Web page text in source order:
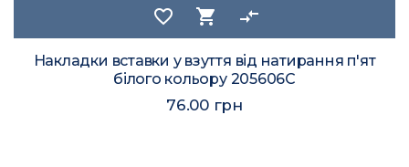
favorite_border shopping_cart compare_arrows
Накладки вставки у взуття від натирання п'ят
білого кольору 205606C
76.00 грн